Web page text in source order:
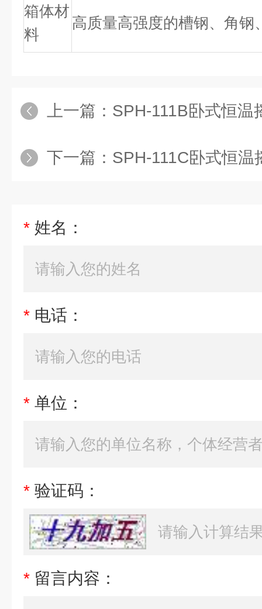
箱体材
料
高质量高强度的槽钢、角钢
上一篇： SPH-111B卧式恒温
下一篇： SPH-111C卧式恒温摇
* 姓名：
* 电话：
* 单位：
* 验证码：
* 留言内容：